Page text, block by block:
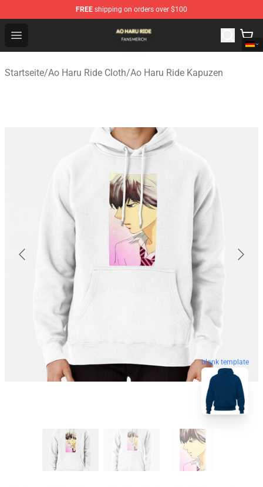
FREE shipping on orders over $100
Open menu
Ao Haru Ride Shop - Official Ao Haru Ride Merchandise
Startseite/Ao Haru Ride Cloth/Ao Haru Ride Kapuzen
blank template